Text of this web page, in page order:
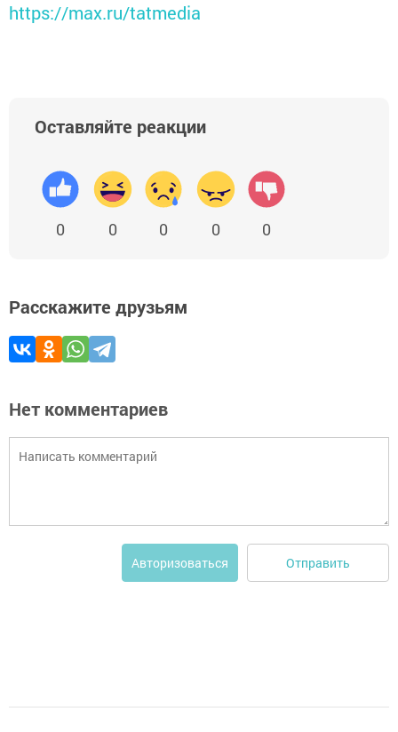
https://max.ru/tatmedia
Оставляйте реакции
0 0 0 0 0
Расскажите друзьям
Нет комментариев
Авторизоваться Отправить